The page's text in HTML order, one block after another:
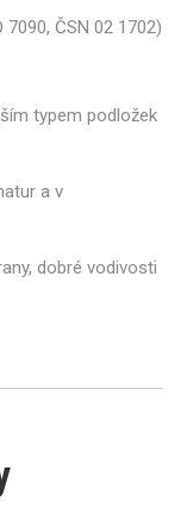
ČSN 02 1702)
typem podložek
a v
dobré vodivosti